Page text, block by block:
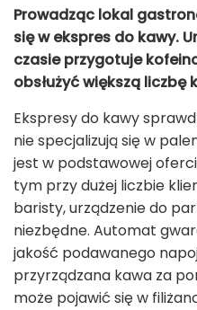
Prowadząc lokal
się w ekspres do kawy.
czasie przygotuje
obsłużyć większą liczbę
Ekspresy do kawy
nie specjalizują się w
jest w podstawowej
tym przy dużej liczbie
baristy, urządzenie do
niezbędne. Automat
jakość podawanego
przyrządzana kawa za
może pojawić się w